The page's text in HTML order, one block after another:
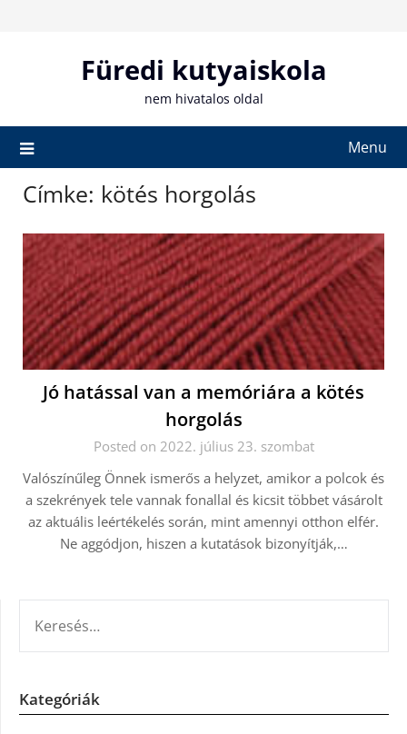
Füredi kutyaiskola
nem hivatalos oldal
Menu
Címke: kötés horgolás
Jó hatással van a memóriára a kötés
horgolás
Posted on 2022. július 23. szombat
Valószínűleg Önnek ismerős a helyzet, amikor a polcok és
a szekrények tele vannak fonallal és kicsit többet vásárolt
az aktuális leértékelés során, mint amennyi otthon elfér.
Ne aggódjon, hiszen a kutatások bizonyítják,…
Kategóriák